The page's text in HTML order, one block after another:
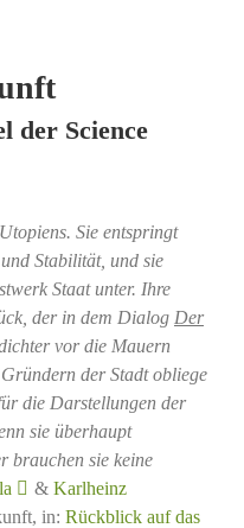
der Science
Sie entspringt
Stabilität, und sie
Staat unter. Ihre
der in dem Dialog Der
vor die Mauern
der Stadt obliege
die Darstellungen der
sie überhaupt
brauchen sie keine
& Karlheinz
in: Rückblick auf das